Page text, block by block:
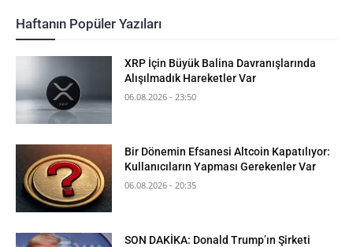
Haftanın Popüler Yazıları
XRP İçin Büyük Balina Davranışlarında
Alışılmadık Hareketler Var
06.08.2026 - 23:50
Bir Dönemin Efsanesi Altcoin Kapatılıyor:
Kullanıcıların Yapması Gerekenler Var
06.08.2026 - 20:35
SON DAKİKA: Donald Trump’ın Şirketi